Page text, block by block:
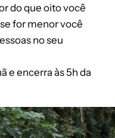
do que oito você
for menor você
no seu
e encerra às 5h da